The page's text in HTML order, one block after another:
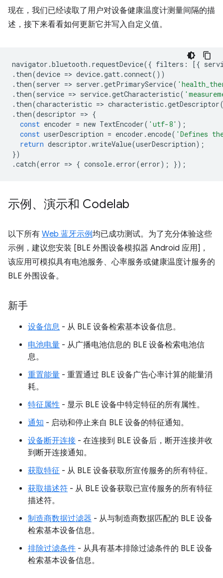
现在，我们已经读取了用户对设备健康温度计测量间隔的描
述，接下来看看如何更新它并写入自定义值。
navigator .bluetooth . requestDevice({ filters : [{
. then(device => device.gatt.connect())
. then(server => server .getPrimaryService(
. then(service => service.getCharacteristic(
. then(characteristic => characteristic.getDescriptor
. then(descriptor => {
const encoder = new TextEncoder( 'utf-8' );
const userDescription = encoder . encode( 'Defines
return descriptor .writeValue(userDescription);
})
.catch(error => { console. error(error); });
示例、演示和 Codelab
以下所有 Web 蓝牙示例均已成功测试。为了充分体验这些
示例，建议您安装 [BLE 外围设备模拟器 Android 应用]，
该应用可模拟具有电池服务、心率服务或健康温度计服务的
BLE 外围设备。
新手
设备信息 - 从 BLE 设备检索基本设备信息。
电池电量 - 从广播电池信息的 BLE 设备检索电池信
息。
重置能量 - 重置通过 BLE 设备广告心率计算的能量消
耗。
特征属性 - 显示 BLE 设备中特定特征的所有属性。
通知 - 启动和停止来自 BLE 设备的特征通知。
设备断开连接 - 在连接到 BLE 设备后，断开连接并收
到断开连接通知。
获取特征 - 从 BLE 设备获取所宣传服务的所有特征。
获取描述符 - 从 BLE 设备获取已宣传服务的所有特征
描述符。
制造商数据过滤器 - 从与制造商数据匹配的 BLE 设备
检索基本设备信息。
排除过滤条件 - 从具有基本排除过滤条件的 BLE 设备
检索基本设备信息。